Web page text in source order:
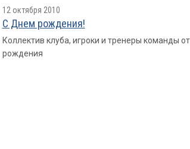
12 октября 2010
С Днем рождения!
Коллектив клуба, игроки и тренеры команды
рождения